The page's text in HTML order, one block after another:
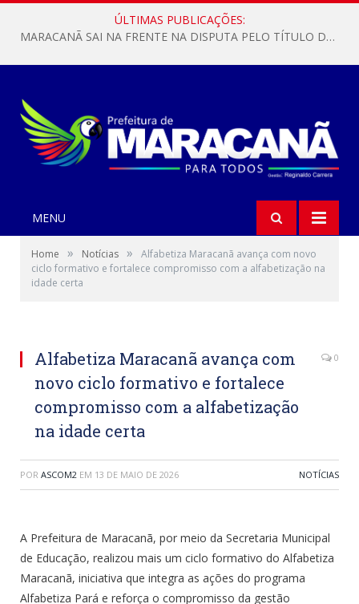
ÚLTIMAS PUBLICAÇÕES:
MARACANÃ SAI NA FRENTE NA DISPUTA PELO TÍTULO DA COPA PARÁ SUB-17!
MENU
Home » Notícias »
Alfabetiza Maracanã avança com novo
ciclo formativo e fortalece compromisso com a alfabetização na
idade certa
Alfabetiza Maracanã avança com
novo ciclo formativo e fortalece
compromisso com a alfabetização
na idade certa
0
POR ASCOM2 EM 13 DE MAIO DE 2026 NOTÍCIAS
A Prefeitura de Maracanã, por meio da Secretaria Municipal
de Educação, realizou mais um ciclo formativo do Alfabetiza
Maracanã, iniciativa que integra as ações do programa
Alfabetiza Pará e reforça o compromisso da gestão